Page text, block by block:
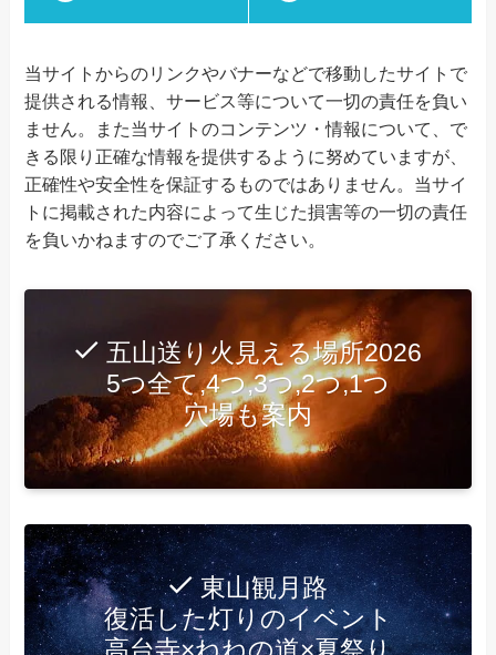
当サイトからのリンクやバナーなどで移動したサイトで
提供される情報、サービス等について一切の責任を負い
ません。また当サイトのコンテンツ・情報について、で
きる限り正確な情報を提供するように努めていますが、
正確性や安全性を保証するものではありません。当サイ
トに掲載された内容によって生じた損害等の一切の責任
を負いかねますのでご了承ください。
五山送り火見える場所2026
5つ全て,4つ,3つ,2つ,1つ
穴場も案内
東山観月路
復活した灯りのイベント